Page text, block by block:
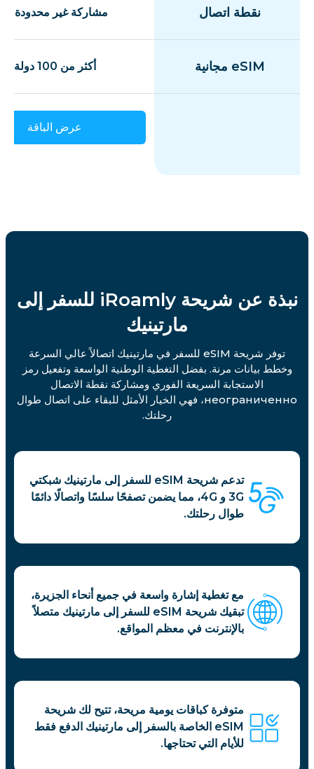
نقطة اتصال مشاركة غير محدودة
eSIM مجانية أكثر من 100 دولة
عرض الباقة
نبذة عن شريحة iRoamly للسفر إلى
مارتينيك
توفر شريحة eSIM للسفر في مارتينيك اتصالاً عالي السرعة
وخطط بيانات مرنة. بفضل التغطية الوطنية الواسعة وتفعيل رمز
الاستجابة السريعة الفوري ومشاركة نقطة الاتصال
неограниченно، فهي الخيار الأمثل للبقاء على اتصال طوال
رحلتك.
تدعم شريحة eSIM للسفر إلى مارتينيك شبكتي
3G و 4G، مما يضمن تصفحًا سلسًا واتصالًا دائمًا
طوال رحلتك.
مع تغطية إشارة واسعة في جميع أنحاء الجزيرة،
تبقيك شريحة eSIM للسفر إلى مارتينيك متصلاً
بالإنترنت في معظم المواقع.
متوفرة كباقات يومية مريحة، تتيح لك شريحة
eSIM الخاصة بالسفر إلى مارتينيك الدفع فقط
للأيام التي تحتاجها.